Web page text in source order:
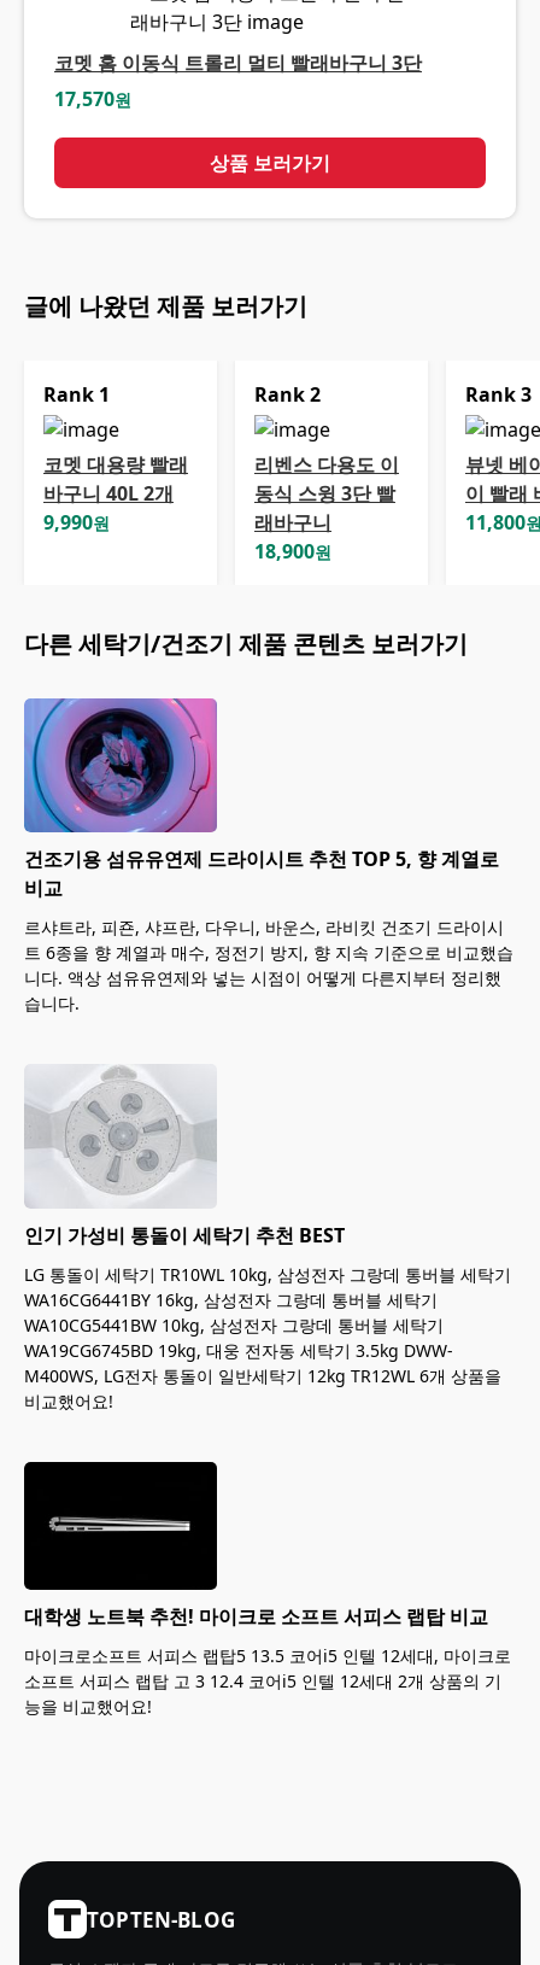
코멧 홈 이동식 트롤리 멀티 빨래바구니 3단
17,570원
상품 보러가기
글에 나왔던 제품 보러가기
Rank 1
코멧 대용량 빨래
바구니 40L 2개
9,990원
Rank2
리벤스 다용도 이
동식 스윙 3단 빨
래바구니
18,900원
Rank3
뷰넷 베
이 빨래
11,800
다른세탁기/건조기 제품 콘텐츠 보러가기
건조기용 섬유유연제 드라이시트 추천 TOP 5, 향 계열로
비교
르샤트라, 피죤, 샤프란, 다우니, 바운스, 라비킷 건조기 드라이시
트 6종을 향 계열과 매수, 정전기 방지, 향 지속 기준으로 비교했습
니다. 액상 섬유유연제와 넣는 시점이 어떻게 다른지부터 정리했
습니다.
인기 가성비 통돌이 세탁기 추천 BEST
LG 통돌이 세탁기 TR10WL 10kg, 삼성전자 그랑데 통버블 세탁기
WA16CG6441BY 16kg, 삼성전자 그랑데 통버블 세탁기
WA10CG5441BW 10kg, 삼성전자 그랑데 통버블 세탁기
WA19CG6745BD 19kg, 대웅 전자동 세탁기 3.5kg DWW-
M400WS, LG전자 통돌이 일반세탁기 12kg TR12WL 6개 상품을
비교했어요!
대학생 노트북 추천! 마이크로 소프트 서피스 랩탑 비교
마이크로소프트 서피스 랩탑5 13.5 코어i5 인텔 12세대, 마이크로
소프트 서피스 랩탑 고 3 12.4 코어i5 인텔 12세대 2개 상품의 기
능을 비교했어요!
TOPTEN-BLOG